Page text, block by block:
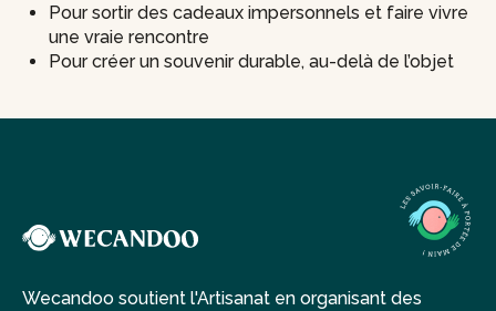
Pour sortir des cadeaux impersonnels et faire vivre
une vraie rencontre
Pour créer un souvenir durable, au-delà de l’objet
Wecandoo soutient l'Artisanat en organisant des